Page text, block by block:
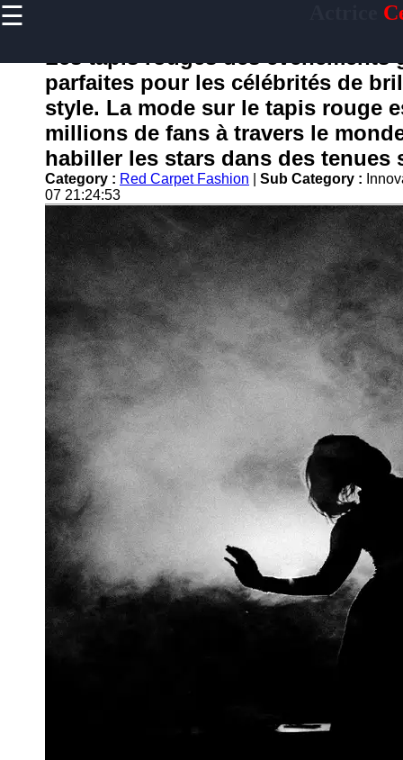
☰
Home
actrice
Socials
Facebook
Instagram
Twitter
Telegram
Help &
Support
Contact
About
Us
Write
for Us
Les tapis rouges des
parfaites pour les célébrités de
style. La mode sur le tapis rouge
millions de fans à travers le
habiller les stars dans des tenues
Category : Red Carpet Fashion Sub Category :
07 21:24:53